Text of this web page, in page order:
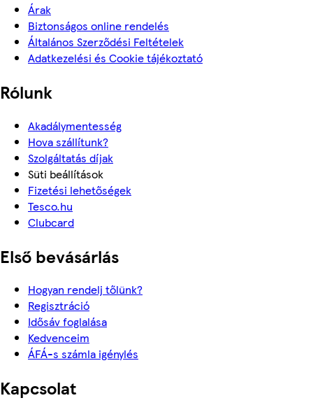
Árak
Biztonságos online rendelés
Általános Szerződési Feltételek
Adatkezelési és Cookie tájékoztató
Rólunk
Akadálymentesség
Hova szállítunk?
Szolgáltatás díjak
Süti beállítások
Fizetési lehetőségek
Tesco.hu
Clubcard
Első bevásárlás
Hogyan rendelj tőlünk?
Regisztráció
Idősáv foglalása
Kedvenceim
ÁFÁ-s számla igénylés
Kapcsolat